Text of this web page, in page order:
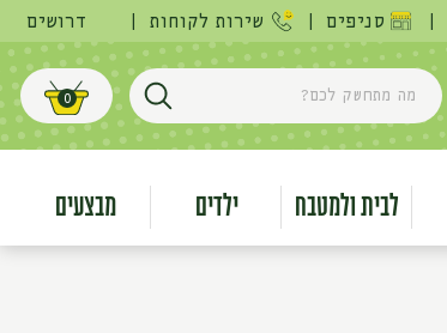
דרושים שירות לקוחות סניפים
מה מתחשק לכם?
חפש עגלת קניות
0
לבית ולמטבח ילדים מבצעים